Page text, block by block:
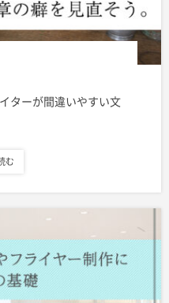
ターが間違いやすい文
む